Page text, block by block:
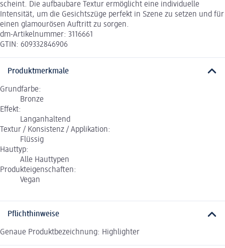
scheint. Die aufbaubare Textur ermöglicht eine individuelle
Intensität, um die Gesichtszüge perfekt in Szene zu setzen und für
einen glamourösen Auftritt zu sorgen.
dm-Artikelnummer: 3116661
GTIN: 609332846906
Produktmerkmale
Grundfarbe:
Bronze
Effekt:
Langanhaltend
Textur / Konsistenz / Applikation:
Flüssig
Hauttyp:
Alle Hauttypen
Produkteigenschaften:
Vegan
Pflichthinweise
Genaue Produktbezeichnung: Highlighter